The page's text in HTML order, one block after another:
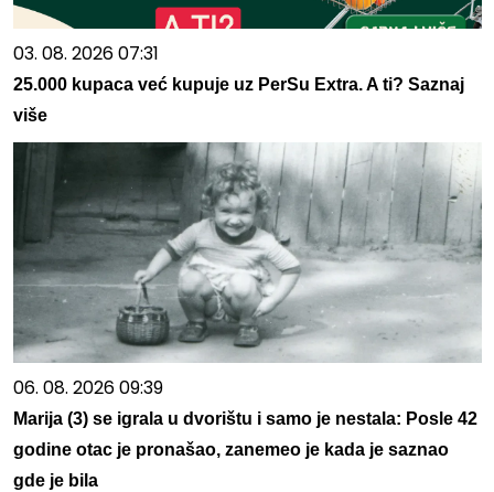
03. 08. 2026 07:31
25.000 kupaca već kupuje uz PerSu Extra. A ti? Saznaj
više
06. 08. 2026 09:39
Marija (3) se igrala u dvorištu i samo je nestala: Posle 42
godine otac je pronašao, zanemeo je kada je saznao
gde je bila